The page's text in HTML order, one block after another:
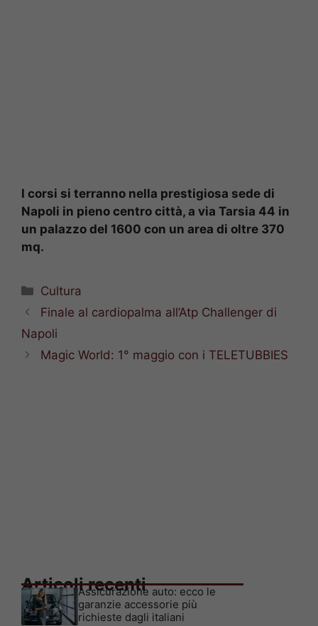
I corsi si terranno nella prestigiosa sede di
Napoli in pieno centro città, a via Tarsia 44 in
un palazzo del 1600 con un area di oltre 370
mq.
Categorie
Cultura
Finale al cardiopalma all’Atp Challenger di
Napoli
Magic World: 1° maggio con i TELETUBBIES
Articoli recenti
Assicurazione auto: ecco le
garanzie accessorie più
richieste dagli italiani